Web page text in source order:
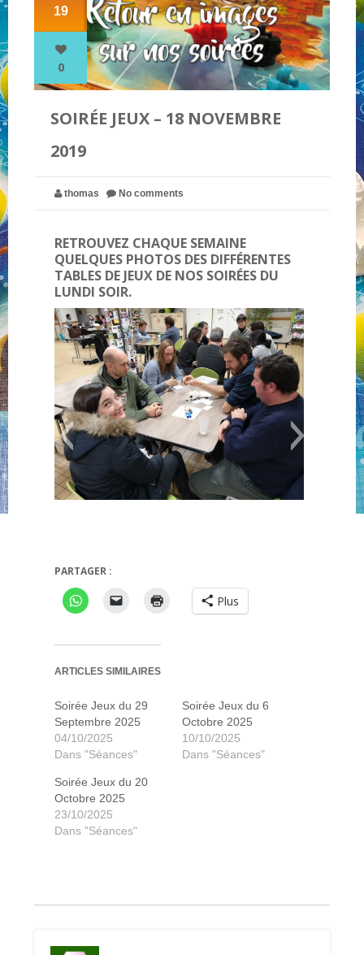
NOS PARTENAIRES
NOUS CONTACTER !
19
0
SOIRÉE JEUX – 18 NOVEMBRE
2019
thomas No comments
RETROUVEZ CHAQUE SEMAINE
QUELQUES PHOTOS DES DIFFÉRENTES
TABLES DE JEUX DE NOS SOIRÉES DU
LUNDI SOIR.
I know
Pandémie le remède
It' wonderfull world
PARTAGER :
Plus
ARTICLES SIMILAIRES
Soirée Jeux du 29
Septembre 2025
04/10/2025
Dans "Séances"
Soirée Jeux du 6
Octobre 2025
10/10/2025
Dans "Séances"
Soirée Jeux du 20
Octobre 2025
23/10/2025
Dans "Séances"